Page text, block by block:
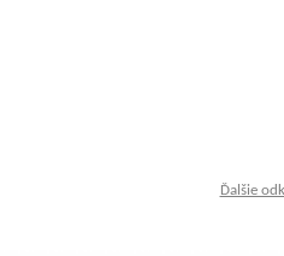
Ďalšie